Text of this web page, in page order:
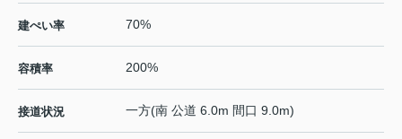
建ぺい率 70%
容積率 200%
接道状況 一方(南 公道 6.0m 間口 9.0m)